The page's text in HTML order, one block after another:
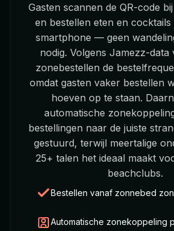
Gasten scannen de QR-code
en bestellen eten en
smartphone — geen
nodig. Volgens Jamezz-data
zonebestellen de
omdat gasten vaker bestellen
hoeven op te staan.
automatische
bestellingen naar de juiste
gestuurd, terwijl meertalige
25+ talen het ideaal maakt
beachclubs.
Bestellen vanaf zonnebed
Automatische zonekoppeling